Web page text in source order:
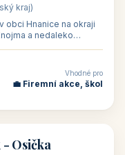
kraj)
Hnanice na okraji
a nedaleko
Vhodné pro
💼 Firemní akce, škol
Osička